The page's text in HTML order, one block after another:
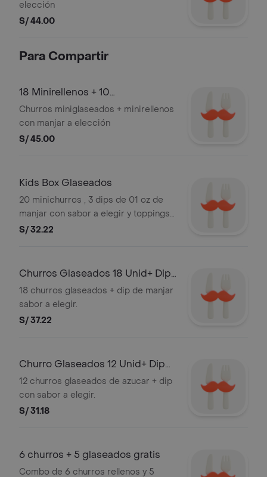
elección
S/ 44.00
Para Compartir
18 Minirellenos + 10
Miniglaseados
Churros miniglaseados + minirellenos
con manjar a elección
S/ 45.00
Kids Box Glaseados
20 minichurros , 3 dips de 01 oz de
manjar con sabor a elegir y toppings
de lentejitas, gomitas y trozos de
S/ 32.22
Churros Glaseados 18 Unid+ Dip
de Manjar
18 churros glaseados + dip de manjar
sabor a elegir.
S/ 37.22
Churro Glaseados 12 Unid+ Dip
de Manjar
12 churros glaseados de azucar + dip
con sabor a elegir.
S/ 31.18
6 churros + 5 glaseados gratis
Combo de 6 churros rellenos y 5